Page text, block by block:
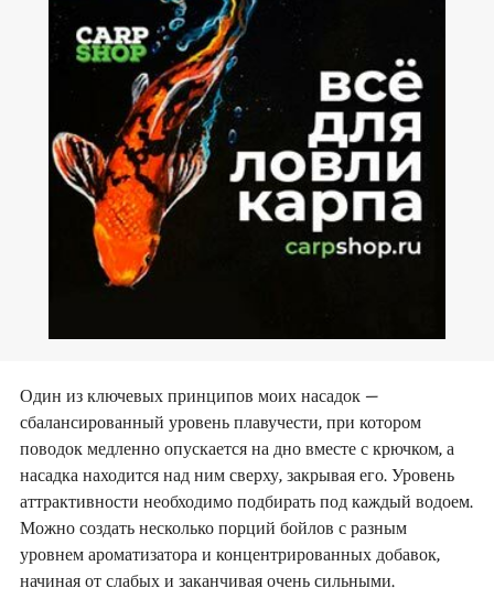
Один из ключевых принципов моих насадок –
сбалансированный уровень плавучести, при котором
поводок медленно опускается на дно вместе с крючком, а
насадка находится над ним сверху, закрывая его. Уровень
аттрактивности необходимо подбирать под каждый водоем.
Можно создать несколько порций бойлов с разным
уровнем ароматизатора и концентрированных добавок,
начиная от слабых и заканчивая очень сильными.